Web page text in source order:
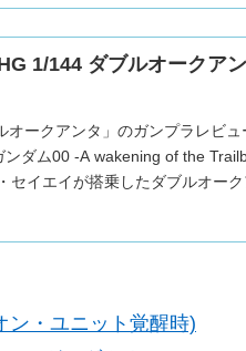
1/144 ダブルオークア
オークアンタ」のガンプラレビュ
ンダム00 -A wakening of the
セイエイが搭乗したダブルオーク
ン・ユニット覚醒時)